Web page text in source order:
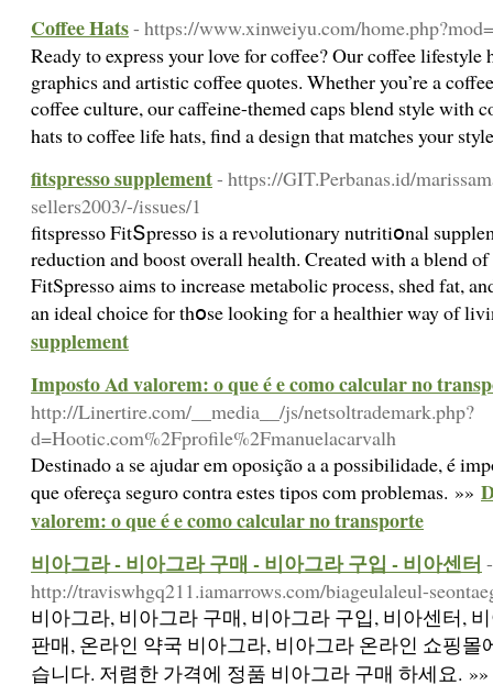
Coffee Hats- https://www.xinweiyu.com/
Ready to express your love for coffee? Our coffee lifestyle
graphics and artistic coffee quotes. Whether you’re a
coffee culture, our caffeine-themed caps blend style with
hats to coffee life hats, find a design that matches your
fitspresso supplement- https://GIT.Perbanas.id/
sellers2003/-/issues/1
fitspresso FitՏpresѕo is a reνolutionary nutritiօnal
reduction and boost overall health. Created with a blend
FitSpresso aims to іncreаse metabolic ⲣrocess, shed fat,
an ideal choіce for thօse looking foг a healthier way of
supplement
Imposto Ad valorem: o que é e como calcular no
http://Linertire.com/__media__/js/netsoltrademark.php?
d=Hootic.com%2Fprofile%2Fmanuelacarvalh
Destinado a se ajudar em oposição a a possibilidade, é
que ofereça seguro contra estes tipos com problemas. »»
valorem: o que é e como calcular no transporte
비아그라 - 비아그라 구매 - 비아그라 구입 - 비아센터 -
http://traviswhgq211.iamarrows.com/biageulaleul-
비아그라, 비아그라 구매, 비아그라 구입, 비아센터,
판매, 온라인 약국 비아그라, 비아그라 온라인 쇼핑몰
습니다. 저렴한 가격에 정품 비아그라 구매 하세요.